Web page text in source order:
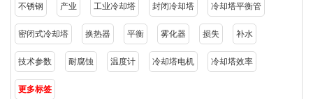
不锈钢 产业 工业冷却塔 封闭冷却塔 冷却塔平衡管
密闭式冷却塔 换热器 平衡 雾化器 损失 补水
技术参数 耐腐蚀 温度计 冷却塔电机 冷却塔效率
更多标签